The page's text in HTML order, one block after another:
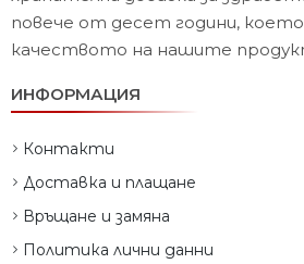
повече от десет години, което
качеството на нашите
ИНФОРМАЦИЯ
Контакти
Доставка и плащане
Връщане и замяна
Политика лични данни